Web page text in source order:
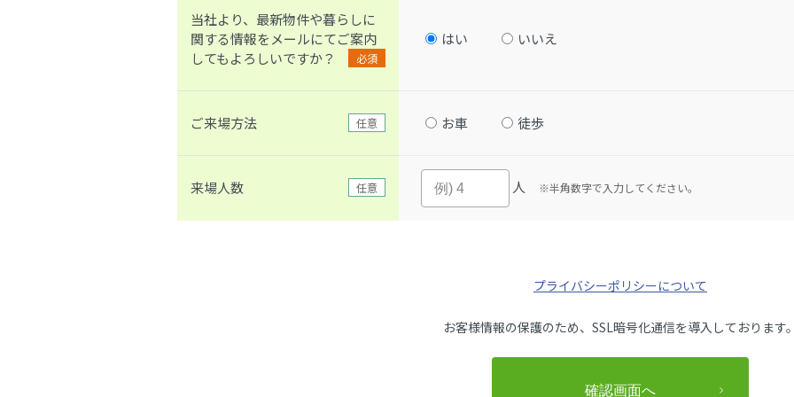
当社より、最新物件や暮らしに
関する情報をメールにてご案内
してもよろしいですか？
必須
はい いいえ
ご来場方法 任意 お車 徒歩
来場人数 任意 人 ※半角数字で入力してください。
プライバシーポリシーについて
お客様情報の保護のため、SSL暗号化通信を導入しております